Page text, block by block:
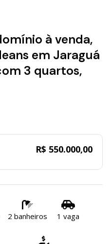
à venda,
em Jaraguá
3 quartos,
R$ 550.000,00
2 banheiros 1 vaga